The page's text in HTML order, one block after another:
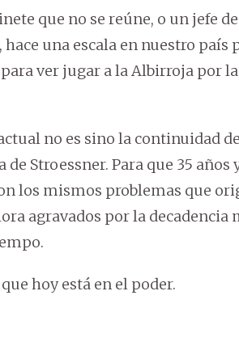
que no se reúne, o un jefe
una escala en nuestro
para ver jugar a la Albirroja por
no es sino la continuidad
Stroessner. Para que 35 años
los mismos problemas que
agravados por la decadencia
hoy está en el poder.